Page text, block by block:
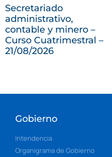
Secretariado
administrativo,
contable y minero –
Curso Cuatrimestral –
21/08/2026
Gobierno
Intendencia
Organigrama de Gobierno